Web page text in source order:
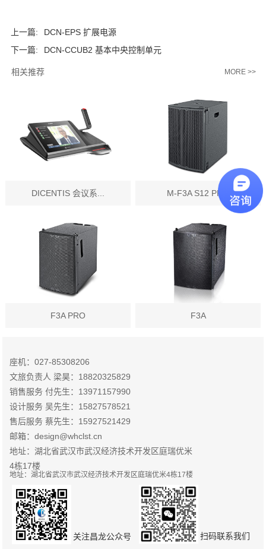
上一篇:
DCN‑EPS 扩展电源
下一篇:
DCN‑CCUB2 基本中央控制单元
相关推荐 MORE >>
DICENTIS 会议系... M-F3A S12 PR...
F3A PRO F3A
座机：027-85308206
文旅负责人 梁昊：18820325829
销售服务 付先生：13971157990
设计服务 吴先生：15827578521
售后服务 蔡先生：15927521429
邮箱：design@whclst.cn
地址：湖北省武汉市武汉经济技术开发区庭瑞优米
4栋17楼
地址：湖北省武汉市武汉经济技术开发区庭瑞优米4栋17楼
关注昌龙公众号 扫码联系我们